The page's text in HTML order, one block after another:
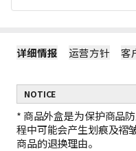
详细情报 运营方针 客
NOTICE
* 商品外盒是为保护商品
程中可能会产生划痕及褶
商品的退换理由。